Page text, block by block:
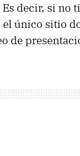
Es decir, si no
el único sitio
de